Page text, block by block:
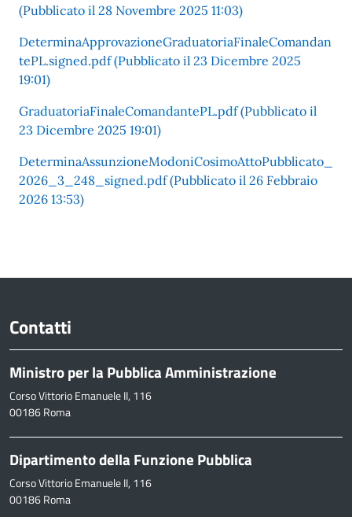
(Pubblicato il 28 Novembre 2025 11:03)
DeterminaApprovazioneGraduatoriaFinaleComandan
tePL.signed.pdf (Pubblicato il 23 Dicembre 2025
19:01)
GraduatoriaFinaleComandantePL.pdf (Pubblicato il
23 Dicembre 2025 19:01)
DeterminaAssunzioneModoniCosimoAttoPubblicato_
2026_3_248_signed.pdf (Pubblicato il 26 Febbraio
2026 13:53)
Contatti
Ministro per la Pubblica Amministrazione
Corso Vittorio Emanuele II, 116
00186 Roma
Dipartimento della Funzione Pubblica
Corso Vittorio Emanuele II, 116
00186 Roma